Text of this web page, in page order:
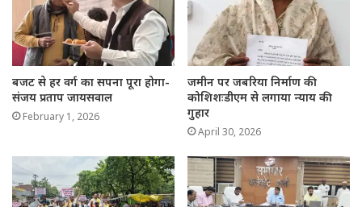
बजट से हर वर्ग का सपना पूरा होगा-
संजय प्रताप जायसवाल
February 1, 2026
जमीन पर जबरिया निर्माण की
कोशिशःडीएम से लगाया न्याय की
गुहार
April 30, 2026